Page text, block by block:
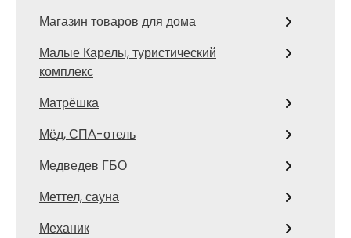
Магазин товаров для дома
Малые Карелы, туристический
комплекс
Матрёшка
Мёд, СПА-отель
Медведев ГБО
Меттел, сауна
Механик